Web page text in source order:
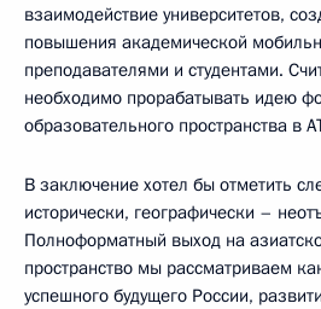
взаимодействие университетов,
повышения академической
преподавателями и студентами.
необходимо прорабатывать идею
образовательного пространства в
В заключение хотел бы отметить
исторически, географически –
Полноформатный выход на
пространство мы рассматриваем
успешного будущего России,